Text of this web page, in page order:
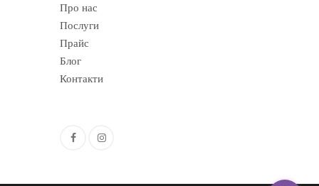
Про нас
Послуги
Прайс
Блог
Контакти